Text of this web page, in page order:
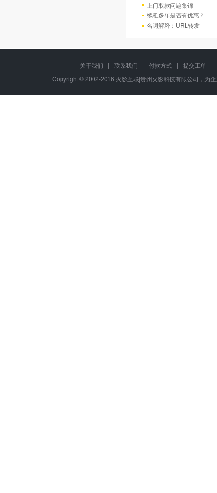
上门取款问题集锦
续租多年是否有优惠？
名词解释：URL转发
关于我们 | 联系我们 | 付款方式 | 提交工单
|
Copyright © 2002-2016 火影互联|贵州火影科技有限公司，为